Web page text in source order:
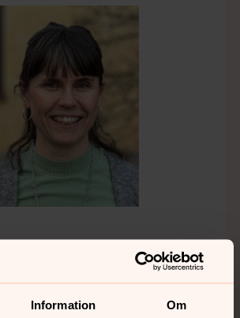
Information Om
33